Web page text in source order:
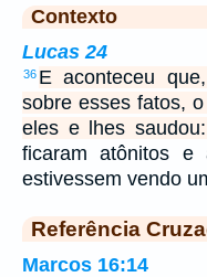
Contexto
Lucas 24
36 E aconteceu
sobre esses fatos,
eles e lhes
ficaram atônitos e
estivessem vendo
Referência
Marcos 16:14